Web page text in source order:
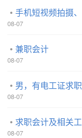
手机短视频拍摄
08-07
兼职会计
08-07
男，有电工证求职
08-07
求职会计及相关
08-07